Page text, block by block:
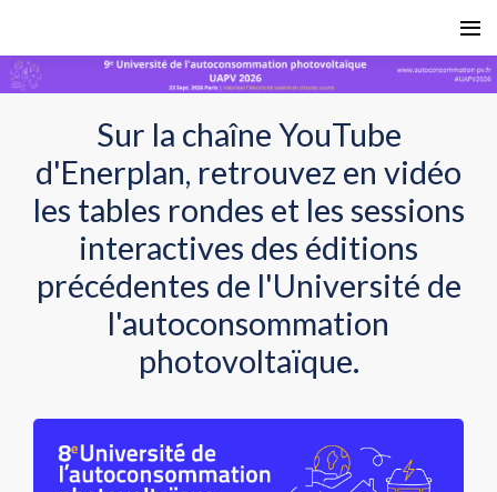
Sur la chaîne YouTube
d'Enerplan, retrouvez en vidéo
les tables rondes et les sessions
interactives des éditions
précédentes de l'Université de
l'autoconsommation
photovoltaïque.